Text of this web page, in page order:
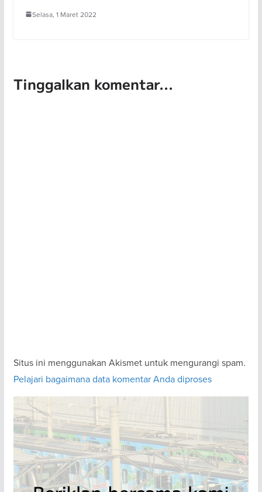
Selasa, 1 Maret 2022
Tinggalkan komentar...
Situs ini menggunakan Akismet untuk mengurangi spam.
Pelajari bagaimana data komentar Anda diproses